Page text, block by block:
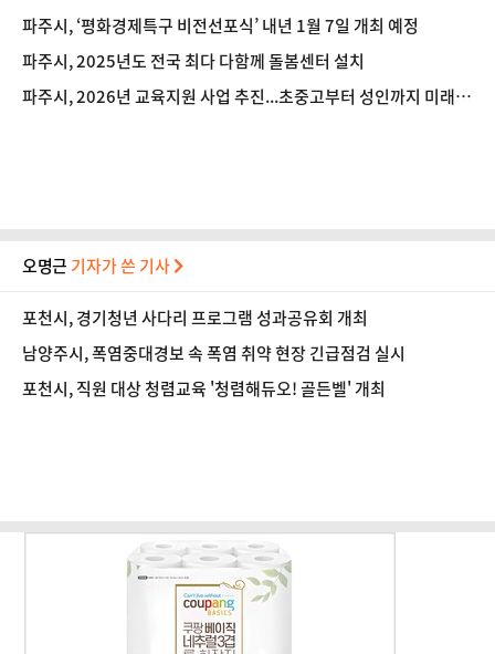
파주시, ‘평화경제특구 비전선포식’ 내년 1월 7일 개최 예정
파주시, 2025년도 전국 최다 다함께 돌봄센터 설치
파주시, 2026년 교육지원 사업 추진...초중고부터 성인까지 미래
오명근 기자가 쓴 기사
포천시, 경기청년 사다리 프로그램 성과공유회 개최
남양주시, 폭염중대경보 속 폭염 취약 현장 긴급점검 실시
포천시, 직원 대상 청렴교육 '청렴해듀오! 골든벨' 개최